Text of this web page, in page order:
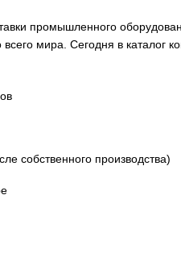
промышленного
мира. Сегодня в каталог
собственного производства)